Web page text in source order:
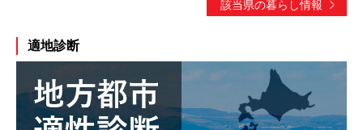
該当県の暮らし情報
適地診断